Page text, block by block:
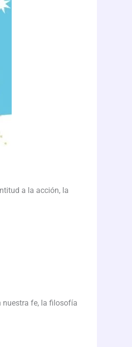
a la acción, la
nuestra fe, la filosofía